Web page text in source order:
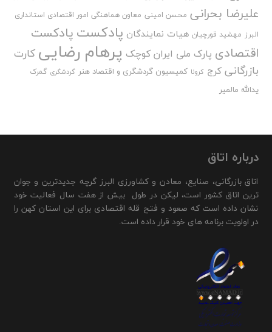
علیرضا بحرانی محسن امینی معاون هماهنگی امور اقتصادی استانداری
البرز مهشید قورچیان هیات نمایندگان پادکست پادکست
اقتصادی پارک ملی ایران کوچک پرهام رضایی کارت
بازرگانی کرج کرونا کمیسیون گردشگری و اقتصاد هنر گردشگری گمرک
یدالله مالمیر
درباره اتاق
اتاق بازرگانی، صنایع، معادن و کشاورزی البرز گرچه جدیدترین و جوان
ترین اتاق کشور است، لیکن در طول بیش از هفت سال فعالیت خود
نشان داده است که صعود و فتح قله اقتصادی برای این استان کهن را
در اولویت برنامه های خود قرار داده است.